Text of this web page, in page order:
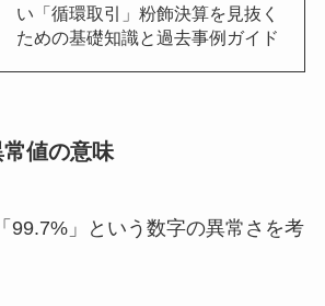
い「循環取引」粉飾決算を見抜く
ための基礎知識と過去事例ガイド
値の意味
99.7%」という数字の異常さを考